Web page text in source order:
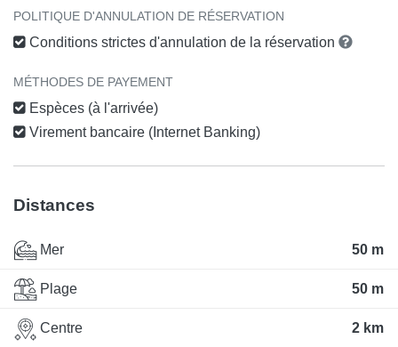
POLITIQUE D'ANNULATION DE RÉSERVATION
Conditions strictes d'annulation de la réservation
MÉTHODES DE PAYEMENT
Espèces (à l'arrivée)
Virement bancaire (Internet Banking)
Distances
Mer 50 m
Plage 50 m
Centre 2 km